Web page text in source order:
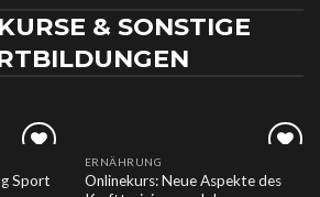
& SONSTIGE
wishlist
Sport
wishlist
ERNÄHRUNG
Onlinekurs: Neue Aspekte des